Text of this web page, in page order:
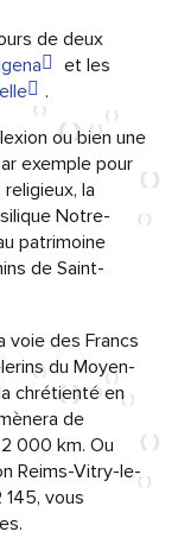
de deux
et les
.
ou bien une
exemple pour
la
Notre-
patrimoine
de Saint-
voie des Francs
du Moyen-
chrétienté en
de
000 km. Ou
Reims-Vitry-le-
145, vous